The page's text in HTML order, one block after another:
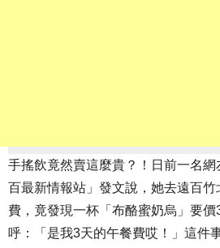
手搖飲竟然賣這麼貴？！日前一名
百最新情報站」發文說，她去遠百
費，竟發現一杯「布酪蜜奶烏」要
呼：「是我3天的午餐費哎！」這件